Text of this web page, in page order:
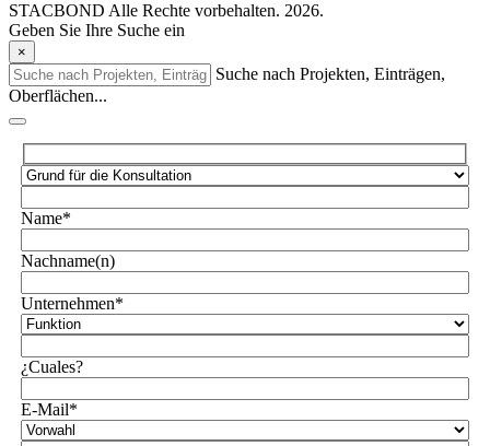
STACBOND Alle Rechte vorbehalten. 2026.
Geben Sie Ihre Suche ein
×
Suche nach Projekten, Einträgen,
Oberflächen...
Name*
Nachname(n)
Unternehmen*
¿Cuales?
E-Mail*